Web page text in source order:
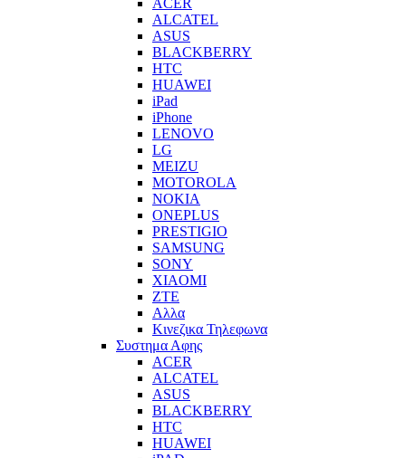
ALCATEL
ASUS
BLACKBERRY
HTC
HUAWEI
iPad
iPhone
LENOVO
LG
MEIZU
MOTOROLA
NOKIA
ONEPLUS
PRESTIGIO
SAMSUNG
SONY
XIAOMI
ZTE
Αλλα
Κινεζικα Τηλεφωνα
Συστημα Αφης
ACER
ALCATEL
ASUS
BLACKBERRY
HTC
HUAWEI